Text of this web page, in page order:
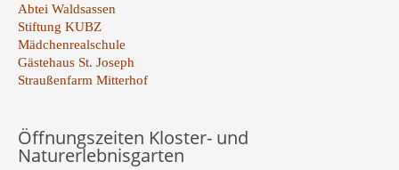
Abtei Waldsassen
Stiftung KUBZ
Mädchenrealschule
Gästehaus St. Joseph
Straußenfarm Mitterhof
Öffnungszeiten Kloster- und
Naturerlebnisgarten